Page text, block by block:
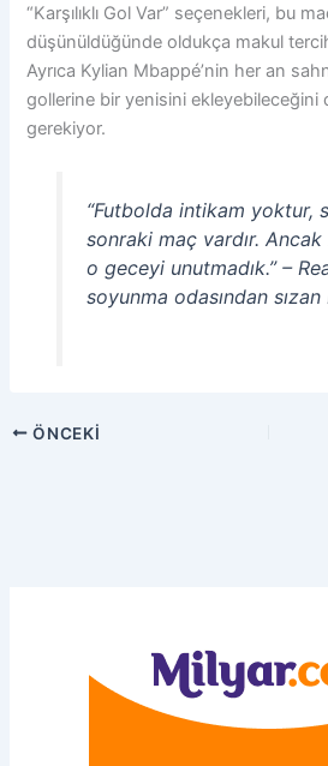
“Karşılıklı Gol Var” seçenekleri, bu
düşünüldüğünde oldukça makul
Ayrıca Kylian Mbappé’nin her an
gollerine bir yenisini ekleyebileceğini
gerekiyor.
“Futbolda intikam yoktur,
sonraki maç vardır. Ancak
o geceyi unutmadık.” –
soyunma odasından
ÖNCEKI